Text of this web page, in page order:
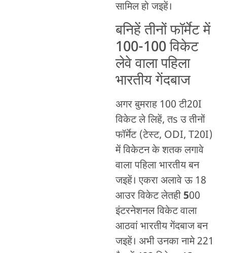
सामिल हो जइहें।
बनिहें तीनों फॉर्मेट में
100-100 विकेट
लेवे वाला पहिला
भारतीय गेंदबाज
अगर बुमराह 100 टी20I
विकेट ले लिहें, तs उ तीनों
फॉर्मेट (टेस्ट, ODI, T20I)
में विकेटन के शतक लगावे
वाला पहिला भारतीय बन
जइहें। एकरा अलावे ऊ 18
आउर विकेट लेतही500
इंटरनेशनल विकेट वाला
आठवां भारतीय गेंदबाज बन
जइहें। अभी उनका नामे 221